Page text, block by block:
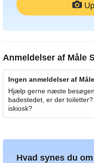
Anmeldelser af Måle
Ingen anmeldelser af
Hjælp gerne næste
badestedet, er der
iskiosk?
Hvad synes du